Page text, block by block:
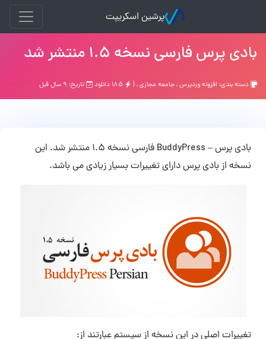
پرشین اسکریپت
بادی پرس فارسی نسخه ۱.۵ منتشر شد
دسته بندی: افزونه وردپرس,جامعه مجازی, | تاریخ: ۹ سال قبل
بادی پرس – BuddyPress فارسی نسخه 1.5 منتشر شد. این
نسخه از بادی پرس دارای تغییرات بسیار زیادی می باشد.
تغییرات اصلی در این نسخه از سیستم عبارتند از: